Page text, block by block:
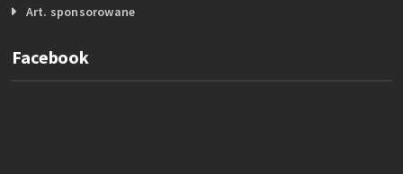
Art. sponsorowane
Facebook